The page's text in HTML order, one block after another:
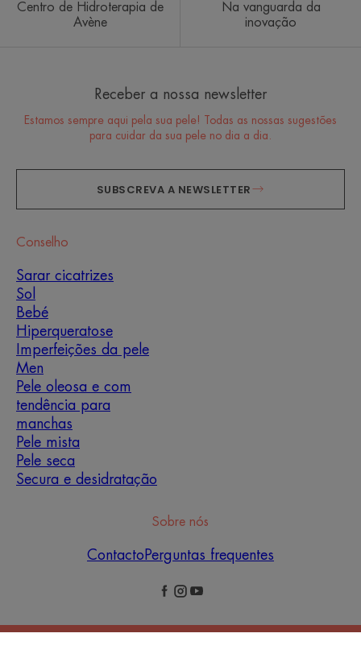
Centro de Hidroterapia de
Avène
Na vanguarda da
inovação
Receber a nossa newsletter
Estamos sempre aqui pela sua pele! Todas as nossas sugestões
para cuidar da sua pele no dia a dia.
SUBSCREVA A NEWSLETTER
Conselho
Sarar cicatrizes
Sol
Bebé
Hiperqueratose
Imperfeições da pele
Men
Pele oleosa e com
tendência para
manchas
Pele mista
Pele seca
Secura e desidratação
Sobre nós
Contacto Perguntas frequentes